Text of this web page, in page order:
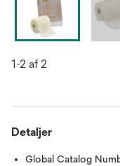
1-2 af 2
Detaljer
Global Catalog